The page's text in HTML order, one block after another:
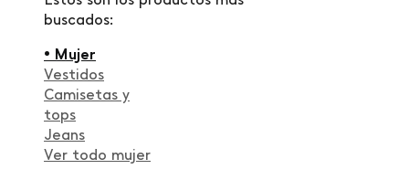
buscados:
• Mujer
Vestidos
Camisetas y
tops
Jeans
Ver todo mujer